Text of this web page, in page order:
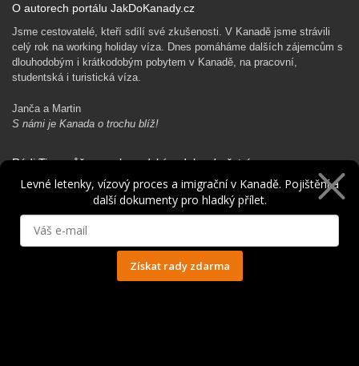
O autorech portálu JakDoKanady.cz
Jsme cestovatelé, kteří sdílí své zkušenosti. V Kanadě jsme strávili
celý rok na working holiday víza. Dnes pomáháme dalších zájemcům s
dlouhodobým i krátkodobým pobytem v Kanadě, na pracovní,
studentská i turistická víza.
Janča a Martin
S námi je Kanada o trochu blíž!
Rádi Ti pomůžeme s kanadským dobrodružstvím…
Levné letenky, vízový proces a imigrační v Kanadě. Pojištění a
další dokumenty pro hladký přílet.
Získat rady zdarma